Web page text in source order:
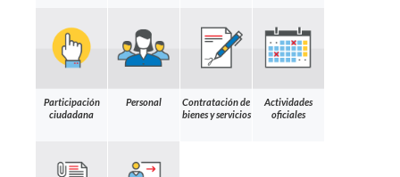
Participación
ciudadana
Personal
Contratación de
bienes y servicios
Actividades
oficiales